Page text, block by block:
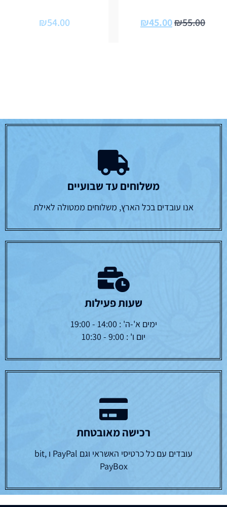
₪55.00
₪45.00
₪54.00
משלוחים עד שבועיים
אנו עובדים בכל הארץ, משלוחים ממטולה לאילת
שעות פעילות
ימים א'-ה' : 14:00 - 19:00
יום ו' : 9:00 - 10:30
רכישה מאובטחת
עובדים עם כל כרטיסי האשראי וגם PayPal ו bit,
PayBox